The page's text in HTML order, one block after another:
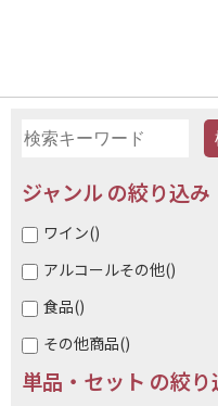
ジャンル の絞り込み
ワイン()
アルコールその他()
食品()
その他商品()
単品・セット の絞り